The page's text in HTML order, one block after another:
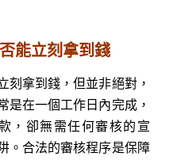
能立刻拿到錢
刻拿到錢，但並非絕對，
是在一個工作日內完成，
，卻無需任何審核的宣
。合法的審核程序是保障